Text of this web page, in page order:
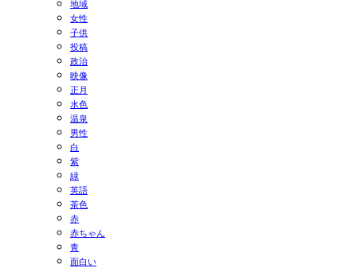
地域
女性
子供
投稿
政治
映像
正月
水色
温泉
男性
白
紫
緑
英語
茶色
赤
赤ちゃん
青
面白い